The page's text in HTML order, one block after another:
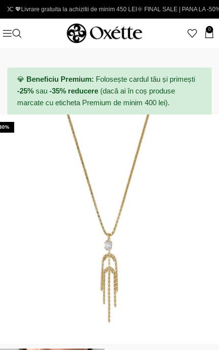
gratuita la achizitii de minim 450 LEI🌞 FINAL SALE | PANA LA -50% - Coduri
0
💎 Beneficiu Premium: Folosește cardul tău și primești
-25% sau -35% reducere (dacă ai în coș produse
marcate cu eticheta Premium de minim 400 lei).